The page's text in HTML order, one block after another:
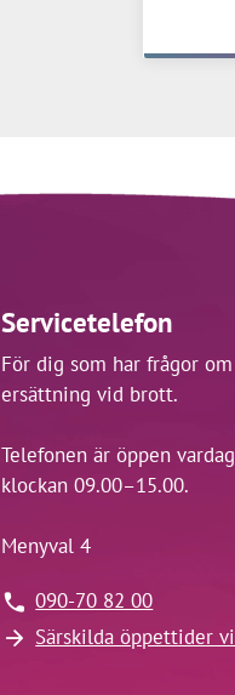
Servicetelefon
För dig som har frågor om
ersättning vid brott.
Telefonen är öppen
klockan 09.00–15.00.
Menyval 4
090-70 82 00
Särskilda öppettider